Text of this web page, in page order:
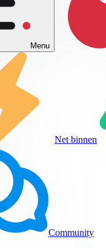
Menu
Net binnen
Community